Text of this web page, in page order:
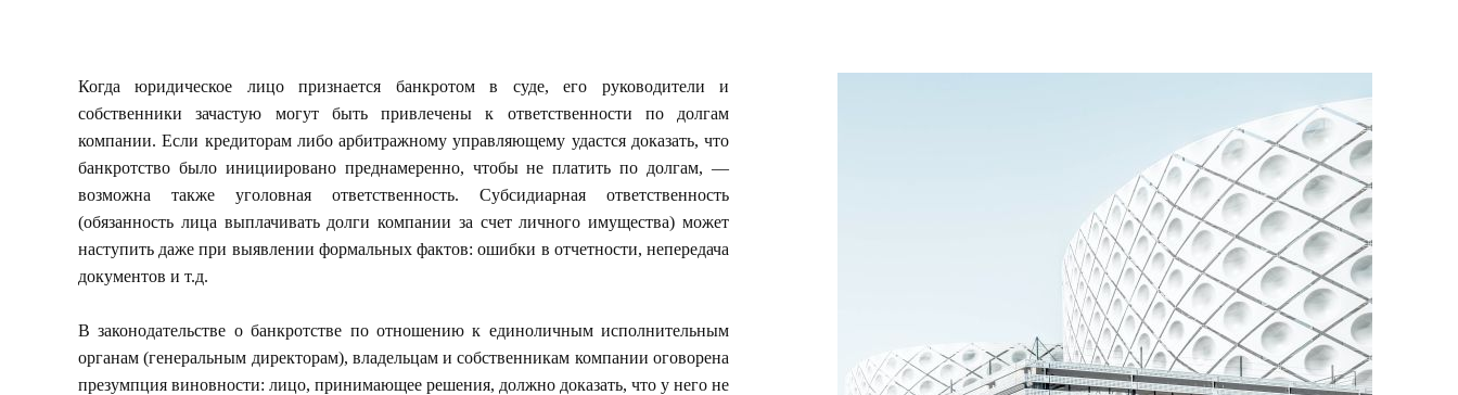
Когда юридическое лицо признается банкротом в суде, его руководители и
собственники зачастую могут быть привлечены к ответственности по долгам
компании. Если кредиторам либо арбитражному управляющему удастся доказать, что
банкротство было инициировано преднамеренно, чтобы не платить по долгам, —
возможна также уголовная ответственность. Субсидиарная ответственность
(обязанность лица выплачивать долги компании за счет личного имущества) может
наступить даже при выявлении формальных фактов: ошибки в отчетности, непередача
документов и т.д.
В законодательстве о банкротстве по отношению к единоличным исполнительным
органам (генеральным директорам), владельцам и собственникам компании оговорена
презумпция виновности: лицо, принимающее решения, должно доказать, что у него не